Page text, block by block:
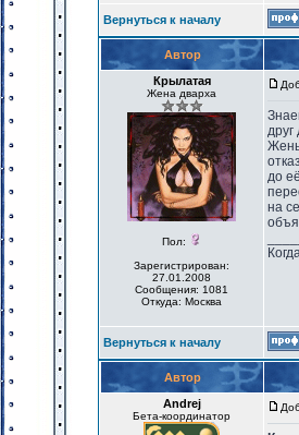
Вернуться к началу
Автор
Крылатая
Жена дварха
Пол:
Зарегистрирован:
27.01.2008
Сообщения: 1081
Откуда: Москва
до
на
Вернуться к началу
Автор
Andrej
Бета-координатор